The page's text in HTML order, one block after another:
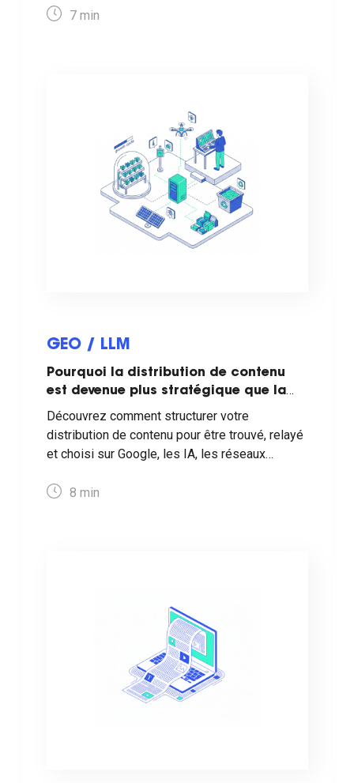
7min
GEO / LLM
Pourquoi la distribution de contenu
est devenue plus stratégique que la
création ?
Découvrez comment structurer votre
distribution de contenu pour être trouvé, relayé
et choisi sur Google, les IA, les réseaux
8 min